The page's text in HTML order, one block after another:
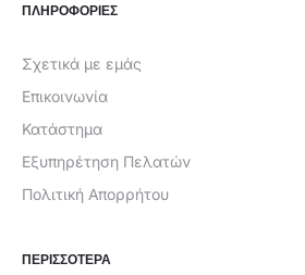
ΠΛΗΡΟΦΟΡΙΕΣ
Σχετικά με εμάς
Επικοινωνία
Κατάστημα
Εξυπηρέτηση Πελατών
Πολιτική Απορρήτου
ΠΕΡΙΣΣΟΤΕΡΑ